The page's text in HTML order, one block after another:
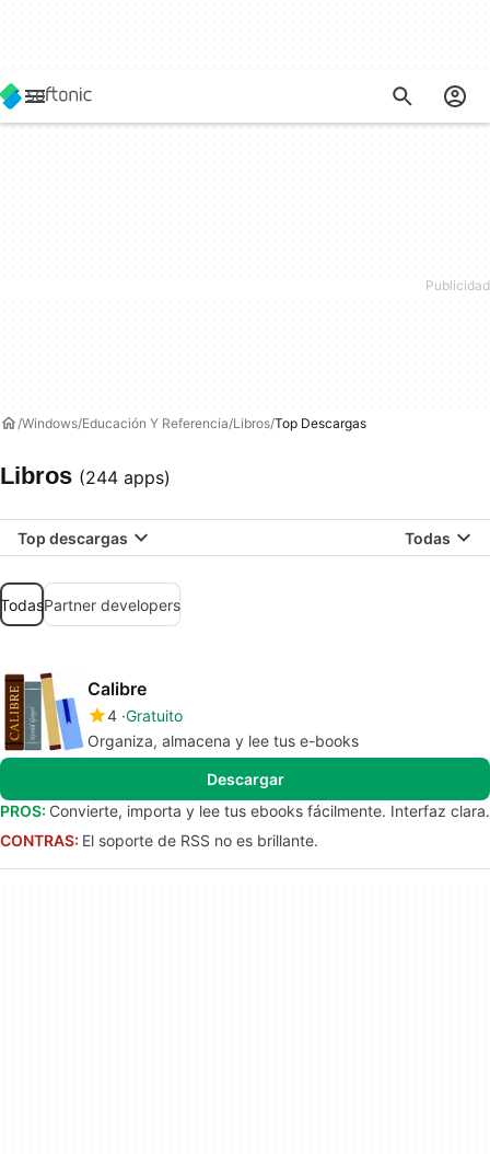
Windows Educación Y Referencia Libros Top Descargas
Libros (244 apps)
Top descargas Todas
TodasPartner developers
Calibre
4 Gratuito
Organiza, almacena y lee tus e-books
Descargar
PROS: Convierte, importa y lee tus ebooks fácilmente. Interfaz clara.
CONTRAS: El soporte de RSS no es brillante.